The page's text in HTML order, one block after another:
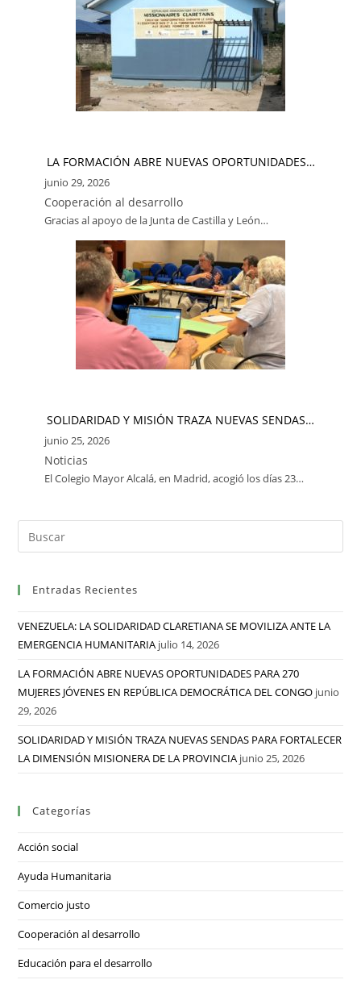
LA FORMACIÓN ABRE NUEVAS OPORTUNIDADES…
junio 29, 2026
Cooperación al desarrollo
Gracias al apoyo de la Junta de Castilla y León…
SOLIDARIDAD Y MISIÓN TRAZA NUEVAS SENDAS…
junio 25, 2026
Noticias
El Colegio Mayor Alcalá, en Madrid, acogió los días 23…
Entradas Recientes
VENEZUELA: LA SOLIDARIDAD CLARETIANA SE MOVILIZA ANTE LA
EMERGENCIA HUMANITARIA julio 14, 2026
LA FORMACIÓN ABRE NUEVAS OPORTUNIDADES PARA 270
MUJERES JÓVENES EN REPÚBLICA DEMOCRÁTICA DEL CONGO junio
29, 2026
SOLIDARIDAD Y MISIÓN TRAZA NUEVAS SENDAS PARA FORTALECER
LA DIMENSIÓN MISIONERA DE LA PROVINCIA junio 25, 2026
Categorías
Acción social
Ayuda Humanitaria
Comercio justo
Cooperación al desarrollo
Educación para el desarrollo